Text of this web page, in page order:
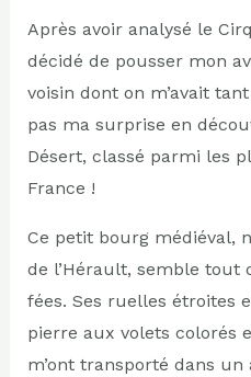
Après avoir analysé le
décidé de pousser mon
voisin dont on m’avait
pas ma surprise en
Désert, classé parmi les
France !
Ce petit bourg médiéval,
de l’Hérault, semble tout
fées. Ses ruelles étroites
pierre aux volets colorés
m’ont transporté dans